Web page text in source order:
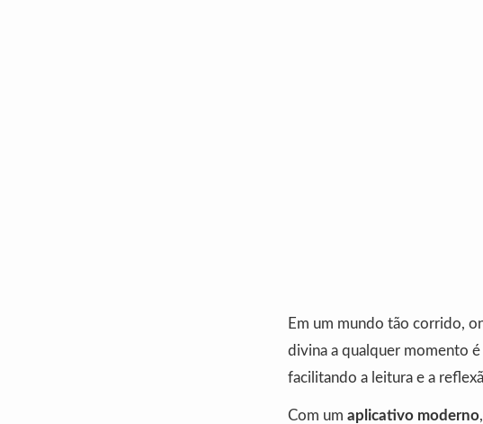
Em um mundo tão corrido,
divina a qualquer momento é
facilitando a leitura e a
Com um aplicativo moderno